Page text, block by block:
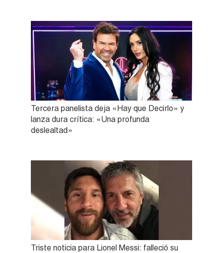
Tercera panelista deja «Hay que Decirlo» y
lanza dura crítica: «Una profunda
deslealtad»
Triste noticia para Lionel Messi: falleció su